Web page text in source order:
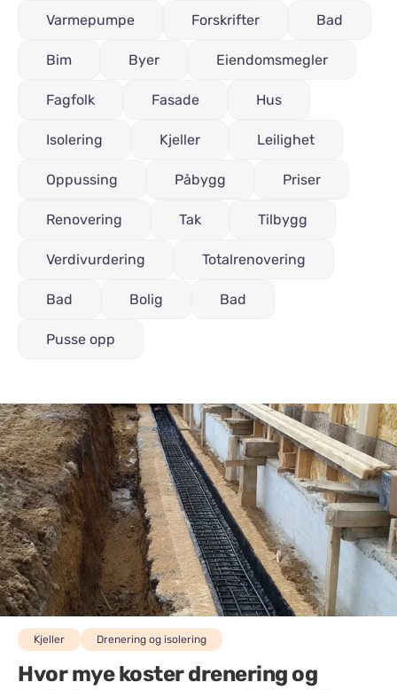
Varmepumpe Forskrifter Bad
Bim Byer Eiendomsmegler
Fagfolk Fasade Hus
Isolering Kjeller Leilighet
Oppussing Påbygg Priser
Renovering Tak Tilbygg
Verdivurdering Totalrenovering
Bad Bolig Bad
Pusse opp
Kjeller Drenering og isolering
Hvor mye koster drenering og